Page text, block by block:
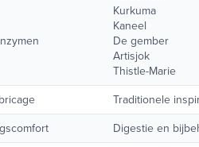
Kurkuma
Kaneel
De gember
Artisjok
Thistle-Marie
Traditionele
Digestie en